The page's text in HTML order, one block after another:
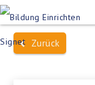
Zurück